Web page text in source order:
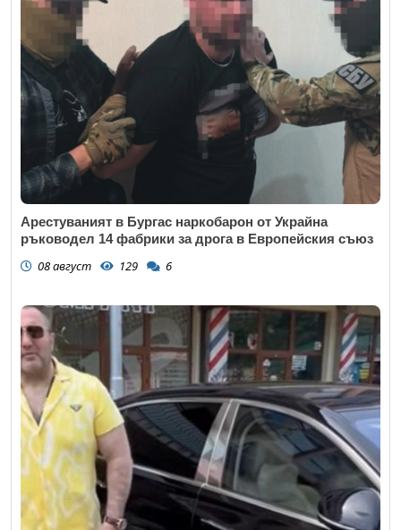
Арестуваният в Бургас наркобарон от Украйна
ръководел 14 фабрики за дрога в Европейския съюз
08 август 129 6